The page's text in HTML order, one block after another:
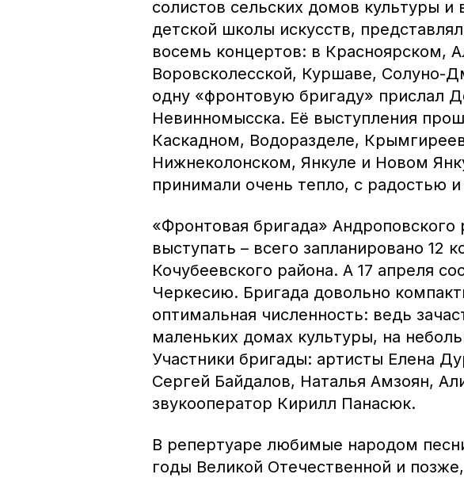
солистов сельских домов культуры и
детской школы искусств,
восемь концертов: в Красноярском,
Воровсколесской, Куршаве, Солуно-
одну «фронтовую бригаду» прислал
Невинномысска. Её выступления
Каскадном, Водоразделе,
Нижнеколонском, Янкуле и Новом
принимали очень тепло, с радостью
«Фронтовая бригада»
выступать – всего запланировано 12
Кочубеевского района. А 17 апреля
Черкесию. Бригада довольно
оптимальная численность: ведь
маленьких домах культуры, на
Участники бригады: артисты Елена
Сергей Байдалов, Наталья Амзоян,
звукооператор Кирилл Панасюк.
В репертуаре любимые народом
годы Великой Отечественной и